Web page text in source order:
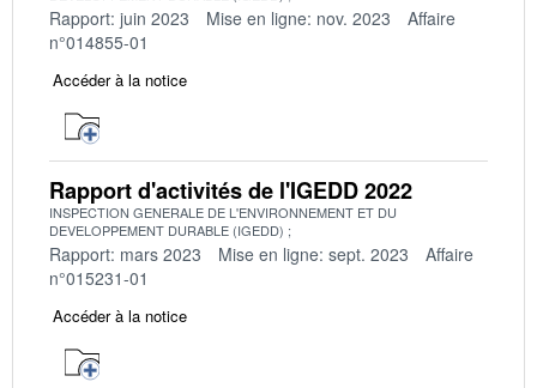
Rapport: juin 2023 Mise en ligne: nov. 2023
Affaire
n°014855-01
Accéder à la notice
Rapport d'activités de l'IGEDD 2022
INSPECTION GENERALE DE L'ENVIRONNEMENT ET DU
DEVELOPPEMENT DURABLE (IGEDD)
Rapport: mars 2023 Mise en ligne: sept. 2023
Affaire
n°015231-01
Accéder à la notice